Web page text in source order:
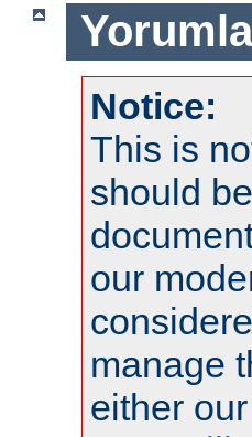
Notice:
This is
should
our
manage
either